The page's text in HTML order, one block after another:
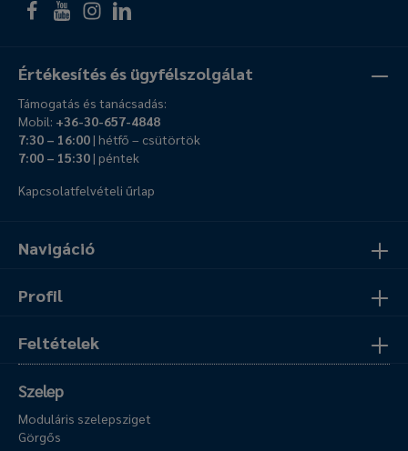
Navigáció
Profil
Feltételek
Értékesítés és ügyfélszolgálat
Támogatás és tanácsadás:
Mobil: +36-30-657-4848
7:30 – 16:00| hétfő – csütörtök
7:00 – 15:30| péntek
Kapcsolatfelvételi űrlap
Szelep
Moduláris szelepsziget
Görgős